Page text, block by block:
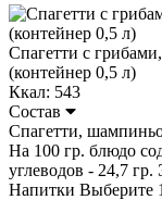
Спагетти с
(контейнер 0,5 л)
Ккал: 543
Состав
Спагетти,
На 100 гр. блюдо
углеводов - 24,7 гр.
Напитки Выберите